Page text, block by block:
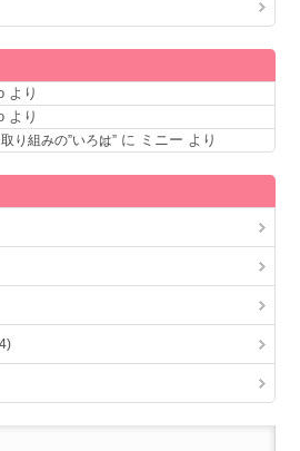
より
より
り組みの”いろは” に ミニー より